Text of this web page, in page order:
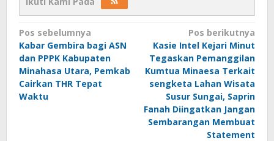
Navigasi
pos
Pos sebelumnya
Kabar Gembira bagi ASN
dan PPPK Kabupaten
Minahasa Utara, Pemkab
Cairkan THR Tepat
Waktu
Pos berikutnya
Kasie Intel Kejari Minut
Tegaskan Pemanggilan
Kumtua Minaesa Terkait
sengketa Lahan Wisata
Susur Sungai, Saprin
Fanah Diingatkan Jangan
Sembarangan Membuat
Statement